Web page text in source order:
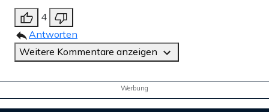
4
Antworten
Weitere Kommentare anzeigen
Werbung